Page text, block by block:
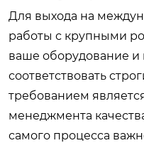
Для выхода на
работы с крупными
ваше оборудование и
соответствовать
требованием
менеджмента
самого процесса